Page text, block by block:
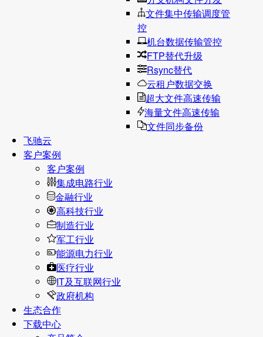
文件集中传输调度管
控
机台数据传输管控
FTP替代升级
Rsync替代
云租户数据交换
超大文件高速传输
海量文件高速传输
文件同步备份
飞驰云
客户案例
客户案例
集成电路行业
金融行业
高科技行业
制造行业
军工行业
能源电力行业
医疗行业
IT及互联网行业
政府机构
生态合作
下载中心